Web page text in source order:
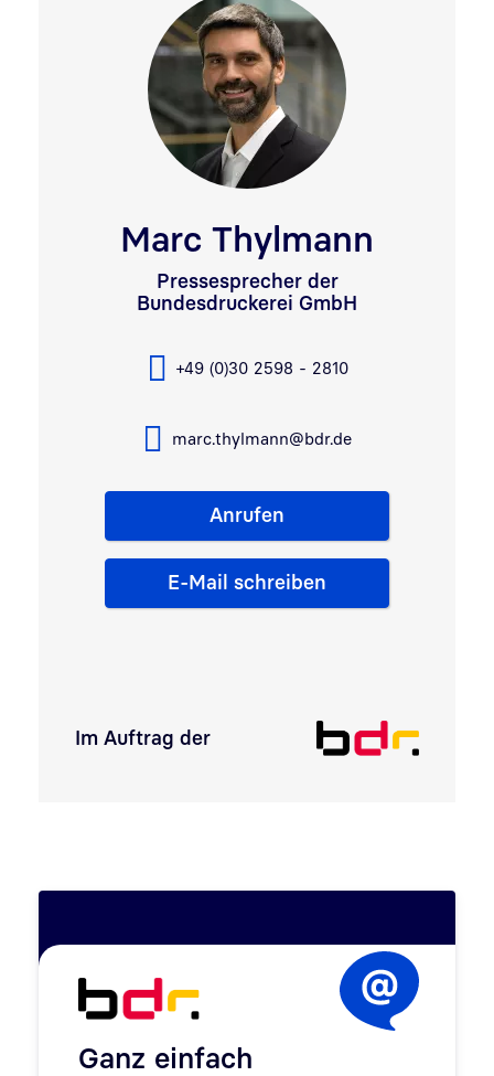
Marc Thylmann
Pressesprecher der
Bundesdruckerei GmbH
+49 (0)30 2598 - 2810
marc.thylmann@bdr.de
Anrufen
E-Mail schreiben
Im Auftrag der
Ganz einfach